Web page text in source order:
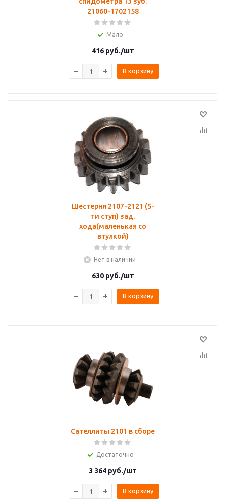
21060-1702158
Мало
416руб./шт
В корзину
Шестерня 2107-2121 (5-
ти ступ) зад.
хода(маленькая со
втулкой)
Нет в наличии
630руб./шт
В корзину
Сателлиты 2101 в сборе
Достаточно
3 364 руб./шт
В корзину